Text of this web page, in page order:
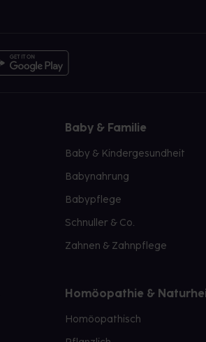
Baby & Familie
Baby & Kindergesundheit
Babynahrung
Babypflege
Schnuller & Co.
Zahnen & Zahnpflege
Homöopathie &
Homöopathisch